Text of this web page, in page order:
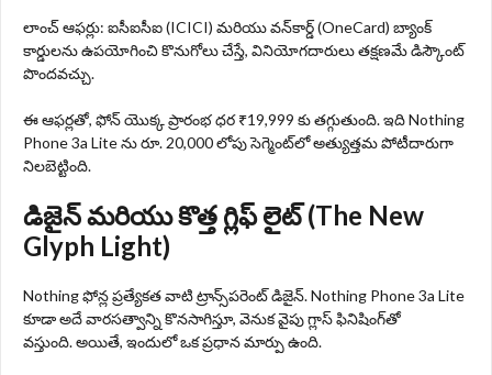
లాంచ్ ఆఫర్లు: ఐసీఐసీఐ (ICICI) మరియు వన్‌కార్డ్ (OneCard) బ్యాంక్
కార్డులను ఉపయోగించి కొనుగోలు చేస్తే, వినియోగదారులు తక్షణమే డిస్కౌంట్
పొందవచ్చు.
ఈ ఆఫర్లతో, ఫోన్ యొక్క ప్రారంభ ధర ₹19,999 కు తగ్గుతుంది. ఇది Nothing
Phone 3a Lite ను రూ. 20,000 లోపు సెగ్మెంట్‌లో అత్యుత్తమ పోటీదారుగా
నిలబెట్టింది.
డిజైన్ మరియు కొత్త గ్లిఫ్ లైట్ (The New
Glyph Light)
Nothing ఫోన్ల ప్రత్యేకత వాటి ట్రాన్స్‌పరెంట్ డిజైన్. Nothing Phone 3a Lite
కూడా అదే వారసత్వాన్ని కొనసాగిస్తూ, వెనుక వైపు గ్లాస్ ఫినిషింగ్‌తో
వస్తుంది. అయితే, ఇందులో ఒక ప్రధాన మార్పు ఉంది.